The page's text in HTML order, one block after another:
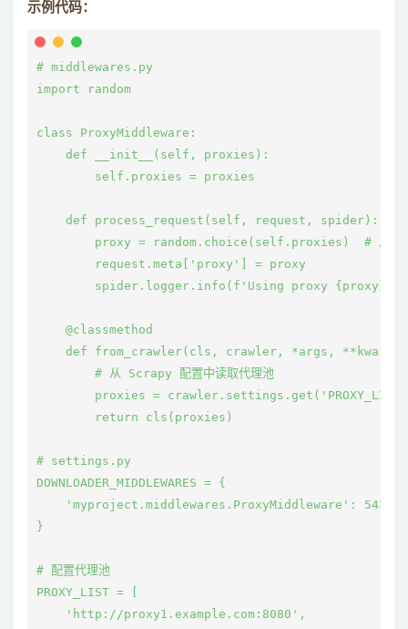
示例代码：
# middlewares.py
import random
class ProxyMiddleware:
    def __init__(self, proxies):
        self.proxies = proxies
    def process_request(self, request, spider):
proxy = random.choice(self.proxies)  # 从代理
        request.meta['proxy'] = proxy
spider.logger.info(f'Using proxy {proxy}
    @classmethod
def from_crawler(cls, crawler, *args,
        # 从 Scrapy 配置中读取代理池
proxies =
        return cls(proxies)
# settings.py
DOWNLOADER_MIDDLEWARES = {
    'myproject.middlewares.ProxyMiddleware': 543,
}
# 配置代理池
PROXY_LIST = [
    'http://proxy1.example.com:8080',